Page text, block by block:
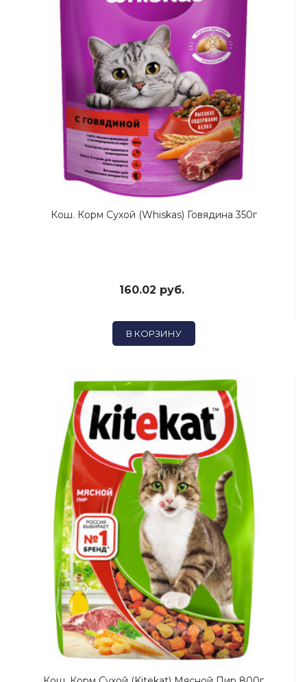
Кош. Корм Сухой (Whiskas) Говядина 350г
160.02 руб.
В КОРЗИНУ